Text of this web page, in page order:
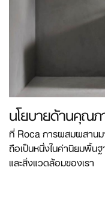
นโยบายด้านคุณ
ที่ Roca การผสมผสานม
ถือเป็นหนึ่งในค่านิยมพื้น
และสิ่งแวดล้อมของเรา